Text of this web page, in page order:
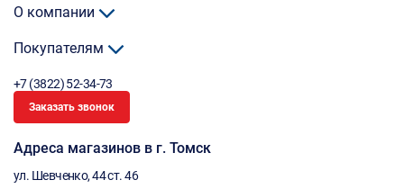
О компании
Покупателям
+7 (3822) 52-34-73
Заказать звонок
Адреса магазинов в г. Томск
ул. Шевченко, 44 ст. 46